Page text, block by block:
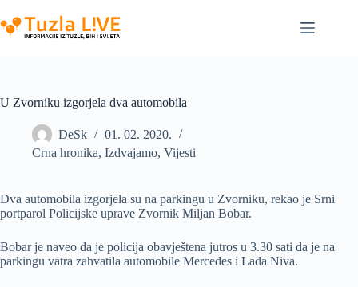
to
content
U Zvorniku izgorjela dva automobila
DeSk
01. 02. 2020.
Crna hronika, Izdvajamo, Vijesti
Dva automobila izgorjela su na parkingu u Zvorniku, rekao je Srni
portparol Policijske uprave Zvornik Miljan Bobar.
Bobar je naveo da je policija obavještena jutros u 3.30 sati da je na
parkingu vatra zahvatila automobile Mercedes i Lada Niva.